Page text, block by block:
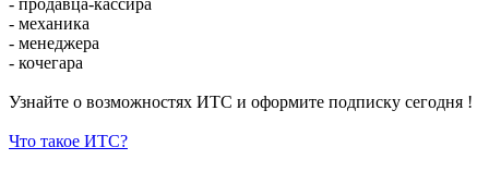
- механика
- менеджера
- кочегара
Узнайте о возможностях ИТС и оформите подписку сегодня !
Что такое ИТС?